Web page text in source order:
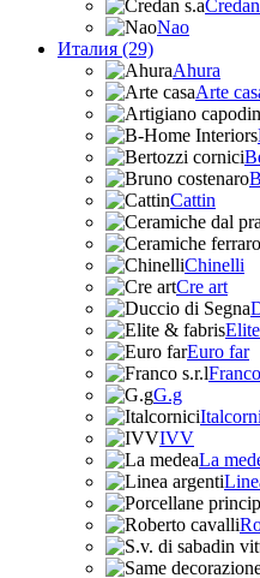
Nao
Италия (29)
Ahura
Arte
Cattin
Chinelli
Cre art
Euro far
G.g
IVV
La